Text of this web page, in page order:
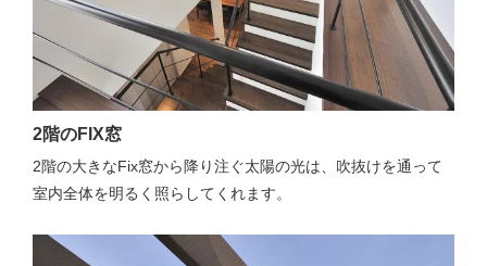
2階のFIX窓
2階の大きなFix窓から降り注ぐ太陽の光は、吹抜けを通って
室内全体を明るく照らしてくれます。